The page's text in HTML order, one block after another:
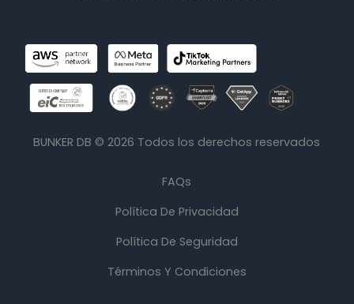
BUNKER DB ©2026 Todos los derechos reservados
FAQs
Política De Privacidad
Política De Seguridad
Términos Y Condiciones